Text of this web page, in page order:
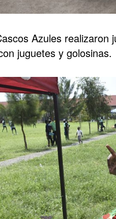
Azules
juguetes y golosinas.